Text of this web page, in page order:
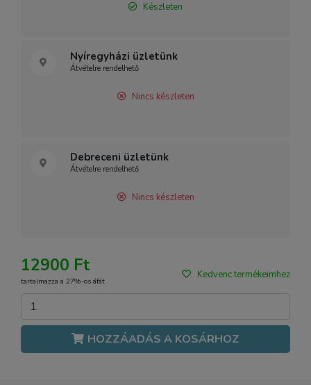
Készleten
Nyíregyházi üzletünk
Átvételre rendelhető
Nincs készleten
Debreceni üzletünk
Átvételre rendelhető
Nincs készleten
12900 Ft
tartalmazza a 27%-os áfát
Kedvenc termékeimhez
HOZZÁADÁS A KOSÁRHOZ